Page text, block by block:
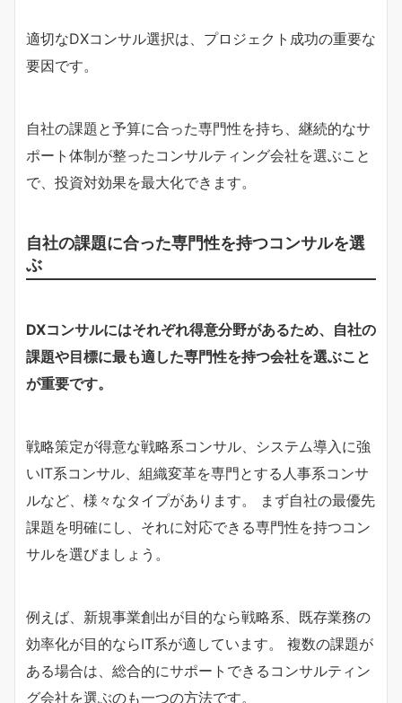
適切なDXコンサル選択は、プロジェクト成功の重要な
要因です。
自社の課題と予算に合った専門性を持ち、継続的なサ
ポート体制が整ったコンサルティング会社を選ぶこと
で、投資対効果を最大化できます。
自社の課題に合った専門性を持つコンサルを選
ぶ
DXコンサルにはそれぞれ得意分野があるため、自社の
課題や目標に最も適した専門性を持つ会社を選ぶこと
が重要です。
戦略策定が得意な戦略系コンサル、システム導入に強
いIT系コンサル、組織変革を専門とする人事系コンサ
ルなど、様々なタイプがあります。 まず自社の最優先
課題を明確にし、それに対応できる専門性を持つコン
サルを選びましょう。
例えば、新規事業創出が目的なら戦略系、既存業務の
効率化が目的ならIT系が適しています。 複数の課題が
ある場合は、総合的にサポートできるコンサルティン
グ会社を選ぶのも一つの方法です。